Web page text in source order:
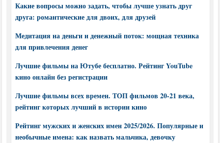
Какие вопросы можно задать, чтобы лучше узнать друг
друга: романтические для двоих, для друзей
Медитация на деньги и денежный поток: мощная техника
для привлечения денег
Лучшие фильмы на Ютубе бесплатно. Рейтинг YouTube
кино онлайн без регистрации
Лучшие фильмы всех времен. ТОП фильмов 20-21 века,
рейтинг которых лучший в истории кино
Рейтинг мужских и женских имен 2025/2026. Популярные и
необычные имена: как назвать мальчика, девочку